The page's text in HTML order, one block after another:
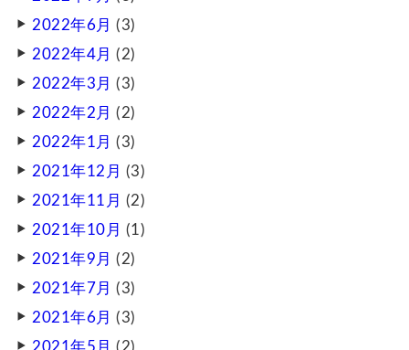
2022年6月 (3)
2022年4月 (2)
2022年3月 (3)
2022年2月 (2)
2022年1月 (3)
2021年12月 (3)
2021年11月 (2)
2021年10月 (1)
2021年9月 (2)
2021年7月 (3)
2021年6月 (3)
2021年5月 (2)